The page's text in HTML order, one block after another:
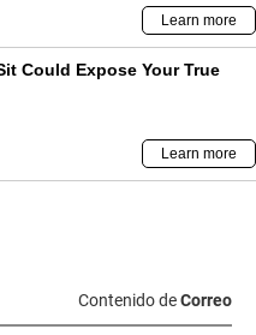
Contenido deCorreo